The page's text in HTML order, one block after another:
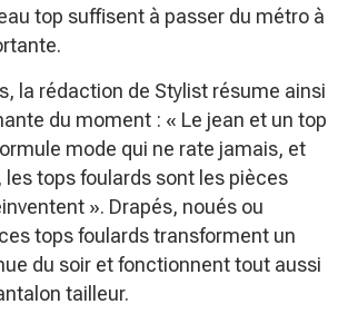
top suffisent à passer du métro à
la rédaction de Stylist résume ainsi
du moment : « Le jean et un top
mode qui ne rate jamais, et
tops foulards sont les pièces
». Drapés, noués ou
tops foulards transforment un
du soir et fonctionnent tout aussi
tailleur.